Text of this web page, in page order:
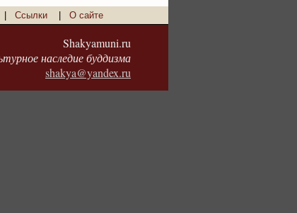
Ссылки О сайте
Shakyamuni.ru
наследие буддизма
shakya@yandex.ru